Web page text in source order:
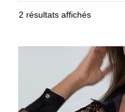
2 résultats affichés